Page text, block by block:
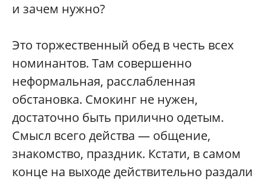
и зачем нужно?
Это торжественный обед в честь всех
номинантов. Там совершенно
неформальная, расслабленная
обстановка. Смокинг не нужен,
достаточно быть прилично одетым.
Смысл всего действа — общение,
знакомство, праздник. Кстати, в самом
конце на выходе действительно раздали